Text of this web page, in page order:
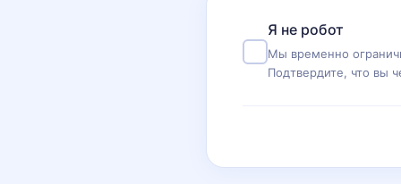
Я не робот
Мы временно
Подтвердите, что вы